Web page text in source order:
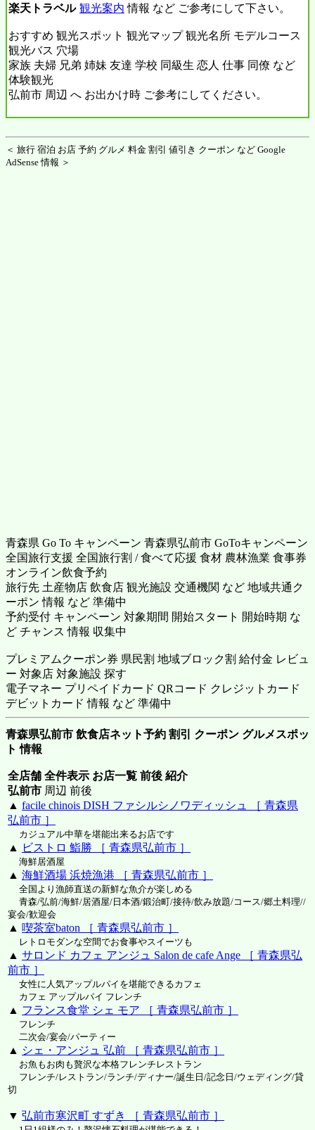
楽天トラベル 観光案内 情報 など ご参考にして下さい。
おすすめ 観光スポット 観光マップ 観光名所 モデルコース
観光バス 穴場
家族 夫婦 兄弟 姉妹 友達 学校 同級生 恋人 仕事 同僚 など
体験観光
弘前市 周辺 へ お出かけ時 ご参考にしてください。
＜ 旅行 宿泊 お店 予約 グルメ 料金 割引 値引き クーポン など Google
AdSense 情報 ＞
青森県 Go To キャンペーン 青森県弘前市 GoToキャンペーン
全国旅行支援 全国旅行割 / 食べて応援 食材 農林漁業 食事券
オンライン飲食予約
旅行先 土産物店 飲食店 観光施設 交通機関 など 地域共通ク
ーポン 情報 など 準備中
予約受付 キャンペーン 対象期間 開始スタート 開始時期 な
ど チャンス 情報 収集中
プレミアムクーポン券 県民割 地域ブロック割 給付金 レビュ
ー 対象店 対象施設 探す
電子マネー プリペイドカード QRコード クレジットカード
デビットカード 情報 など 準備中
青森県弘前市 飲食店ネット予約 割引 クーポン グルメスポッ
ト 情報
全店舗 全件表示 お店一覧 前後 紹介
弘前市 周辺 前後
▲ facile chinois DISH ファシルシノワディッシュ ［ 青森県
弘前市 ］
カジュアル中華を堪能出来るお店です
▲ ビストロ 鮨勝 ［ 青森県弘前市 ］
海鮮居酒屋
▲ 海鮮酒場 浜焼漁港 ［ 青森県弘前市 ］
全国より漁師直送の新鮮な魚介が楽しめる
青森/弘前/海鮮/居酒屋/日本酒/鍛治町/接待/飲み放題/コース/郷土料理//
宴会/歓迎会
▲ 喫茶室baton ［ 青森県弘前市 ］
レトロモダンな空間でお食事やスイーツも
▲ サロンド カフェ アンジュ Salon de cafe Ange ［ 青森県弘
前市 ］
女性に人気アップルパイを堪能できるカフェ
カフェ アップルパイ フレンチ
▲ フランス食堂 シェ モア ［ 青森県弘前市 ］
フレンチ
二次会/宴会/パーティー
▲ シェ・アンジュ 弘前 ［ 青森県弘前市 ］
お魚もお肉も贅沢な本格フレンチレストラン
フレンチ/レストラン/ランチ/ディナー/誕生日/記念日/ウェディング/貸
切
▼ 弘前市寒沢町 すずき ［ 青森県弘前市 ］